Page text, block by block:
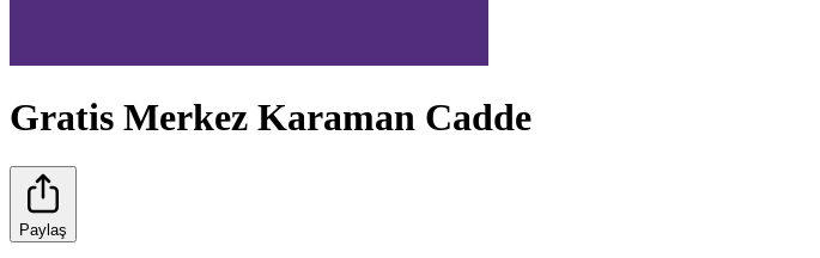
Gratis Merkez Karaman Cadde
Paylaş